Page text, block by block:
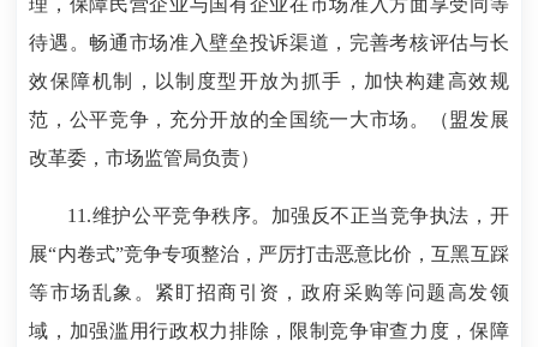
理，保障民营企业与国有企业在市场准入方面享受同等
待遇。畅通市场准入壁垒投诉渠道，完善考核评估与长
效保障机制，以制度型开放为抓手，加快构建高效规
范，公平竞争，充分开放的全国统一大市场。（盟发展
改革委，市场监管局负责）
11.维护公平竞争秩序。加强反不正当竞争执法，开
展“内卷式”竞争专项整治，严厉打击恶意比价，互黑互踩
等市场乱象。紧盯招商引资，政府采购等问题高发领
域，加强滥用行政权力排除，限制竞争审查力度，保障